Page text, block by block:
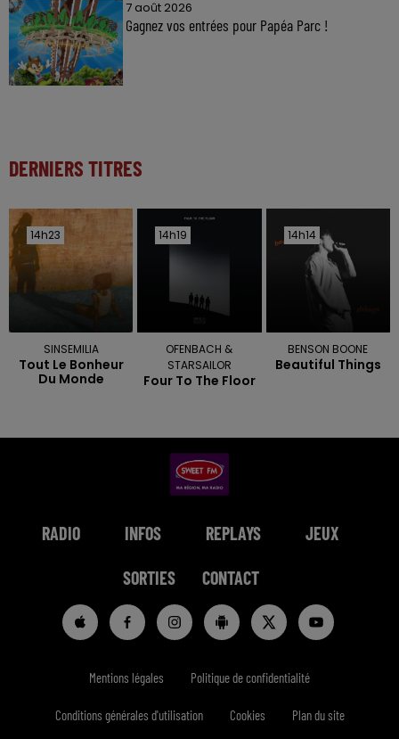
7 août 2026
Gagnez vos entrées pour Papéa Parc !
DERNIERS TITRES
14h23
14h23
SINSEMILIA
Tout Le Bonheur
Du Monde
14h19
14h19
OFENBACH &
STARSAILOR
Four To The Floor
14h14
14h14
BENSON BOONE
Beautiful Things
RADIO INFOS REPLAYS JEUX
SORTIES CONTACT
Mentions légales Politique de confidentialité
Conditions générales d'utilisation Cookies Plan du site